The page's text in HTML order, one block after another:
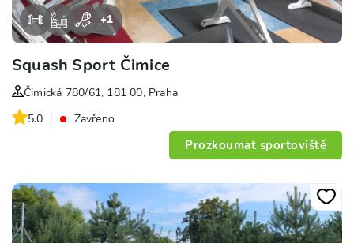
+1
Squash Sport Čimice
Čimická 780/61, 181 00, Praha
5.0
Zavřeno
Prozkoumat sportoviště